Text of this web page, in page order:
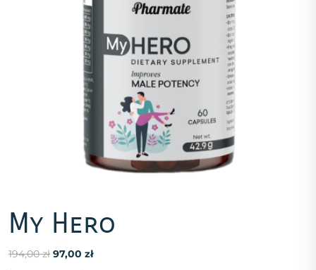
My Hero
194,00zł Pierwotna
97,00 złAktualna